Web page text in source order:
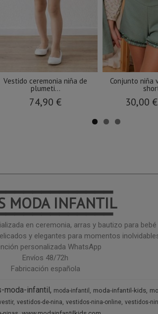
Vestido ceremonia niña de
plumeti...
74,90 €
Conjunto niña
30,00
MODA INFANTIL
en ceremonia, arras y bautizo para bebé
y elegantes para momentos
personalizada WhatsApp
Envíos 48/72h
Fabricación española
moda-infantil moda-infantil moda-infantil-kids
vestidos-de-nina vestidos-nina-online vestidos-